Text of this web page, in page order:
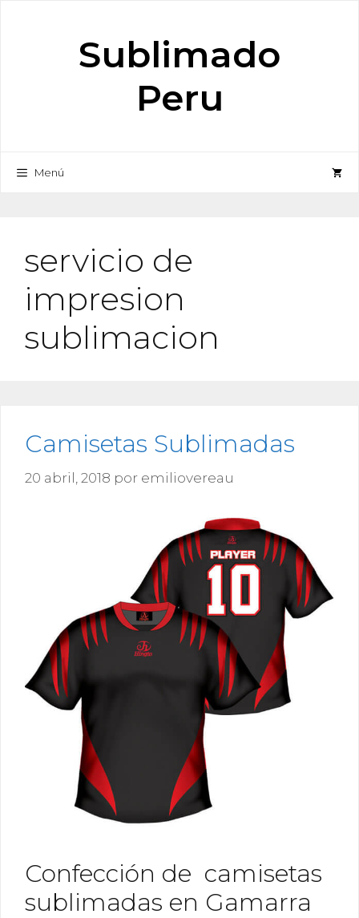
Sublimado
Peru
Menú
servicio de
impresion
sublimacion
Camisetas Sublimadas
20 abril, 2018 por emiliovereau
Confección de camisetas
sublimadas en Gamarra